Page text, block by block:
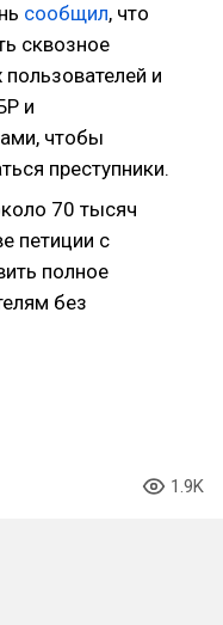
сообщил, что
сквозное
и
и
чтобы
преступники.
70 тысяч
петиции с
полное
без
1.9K